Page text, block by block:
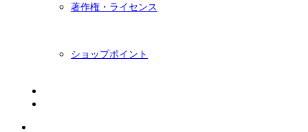
著作権・ライセンス
ショップポイント